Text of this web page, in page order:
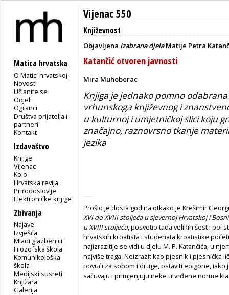
Matica hrvatska
O Matici hrvatskoj
Novosti
Učlanite se
Odjeli
Ogranci
Društva prijatelja i
partneri
Kontakt
Izdavaštvo
Knjige
Vijenac
Kolo
Hrvatska revija
Prirodoslovlje
Elektroničke knjige
Zbivanja
Najave
Izvješća
Mladi glazbenici
Filozofska škola
Komunikološka
škola
Medijski susreti
Knjižara
Galerija
Vijenac 550
Književnost
Objavljena Izabrana djelaMatije Petra
Katančić otvoren javnosti
Mira Muhoberac
Knjiga je jednako pomno
vrhunskoga književnog i
u kulturnoj i umjetničkoj slici koju
značajno, raznovrsno tkanje
jezika
Prošlo je dosta godina otkako je Krešimir
XVI do XVIII stoljeća u sjevernoj Hrvatskoj i
u XVIII stoljeću, posvetio tada velikih šest i pol
hrvatskih kroatista i studenata kroatistike
najizrazitije se vidi u djelu M. P. Katančića; u
najviše traga. Neizrazit kao pjesnik i pjesnička
povući za sobom i druge, ostaviti epigone, iako
sačuvaju i primjenjuju neke utvrđene norme